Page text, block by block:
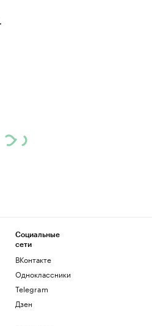
Социальные
сети
ВКонтакте
Одноклассники
Telegram
Дзен